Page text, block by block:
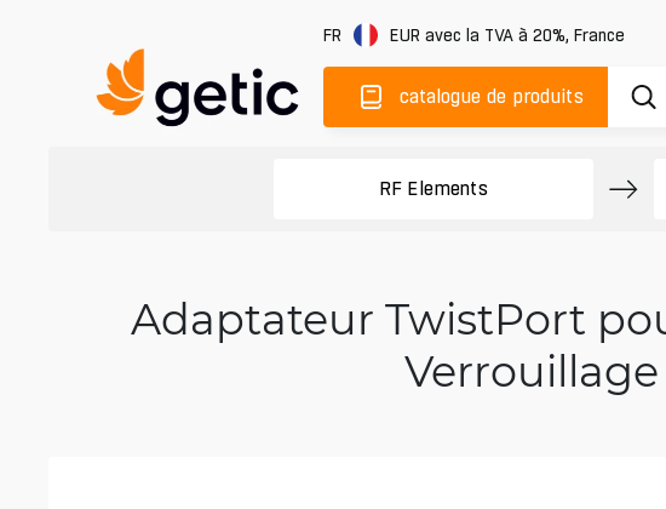
FR EUR avec la TVA à 20%, France
catalogue de produits
RF Elements
Adaptateur TwistPort